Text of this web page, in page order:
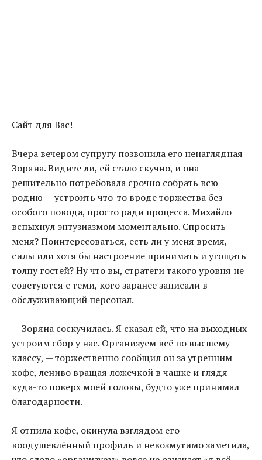
Сайт для Вас!
Вчера вечером супругу позвонила его ненаглядная
Зоряна. Видите ли, ей стало скучно, и она
решительно потребовала срочно собрать всю
родню — устроить что-то вроде торжества без
особого повода, просто ради процесса. Михайло
вспыхнул энтузиазмом моментально. Спросить
меня? Поинтересоваться, есть ли у меня время,
силы или хотя бы настроение принимать и угощать
толпу гостей? Ну что вы, стратеги такого уровня не
советуются с теми, кого заранее записали в
обслуживающий персонал.
— Зоряна соскучилась. Я сказал ей, что на выходных
устроим сбор у нас. Организуем всё по высшему
классу, — торжественно сообщил он за утренним
кофе, лениво вращая ложечкой в чашке и глядя
куда-то поверх моей головы, будто уже принимал
благодарности.
Я отпила кофе, окинула взглядом его
воодушевлённый профиль и невозмутимо заметила,